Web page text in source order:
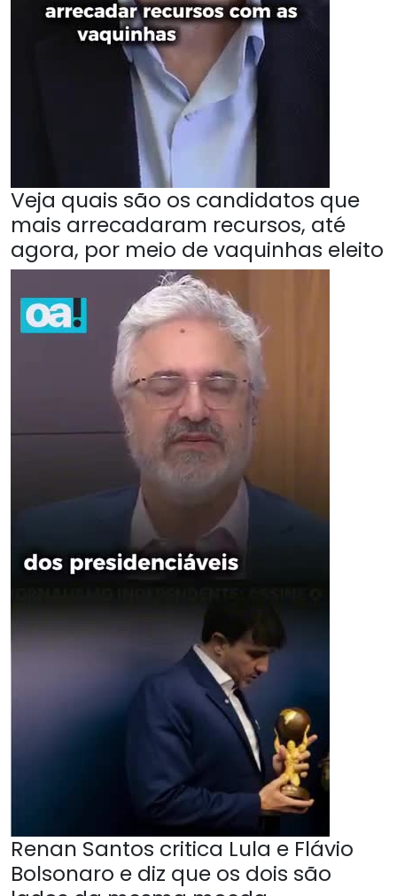
Veja quais são os candidatos que
mais arrecadaram recursos, até
agora, por meio de vaquinhas eleito
Renan Santos critica Lula e Flávio
Bolsonaro e diz que os dois são